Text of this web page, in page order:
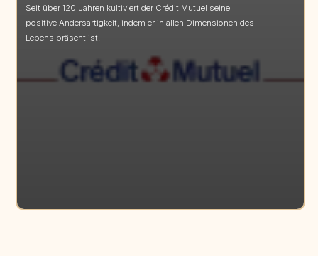
Seit über 120 Jahren kultiviert der Crédit Mutuel seine
positive Andersartigkeit, indem er in allen Dimensionen des
Lebens präsent ist.